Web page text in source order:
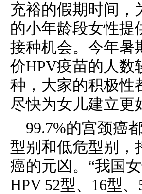
充裕的假期时间，
的小年龄段女性提
接种机会。今年暑
价HPV疫苗的人数
种，大家的积极性
尽快为女儿建立更
99.7%的宫颈癌
型别和低危型别，
癌的元凶。“我国
HPV 52型、16型